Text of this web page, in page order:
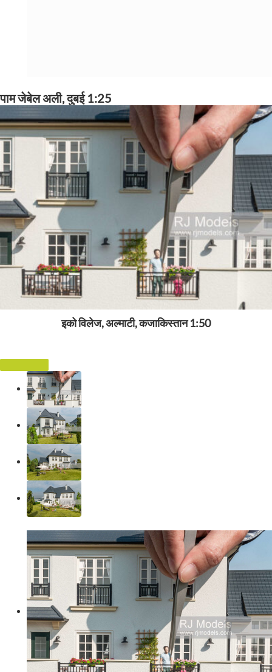
पाम जेबेल अली, दुबई 1:25
इको विलेज, अल्माटी, कजाकिस्तान 1:50